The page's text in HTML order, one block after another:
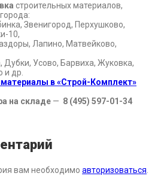
строительных материалов,
Звенигород, Перхушково,
10,
Лапино, Матвейково,
Дубки, Усово, Барвиха, Жуковка,
и др.
в «Строй-Комплект»
на складе — 8 (495) 597-01-34
вам необходимо авторизоваться.